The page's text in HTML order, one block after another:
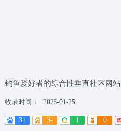
钓鱼爱好者的综合性垂直社区网站
收录时间： 2026-01-25
3+ 3- 1 0